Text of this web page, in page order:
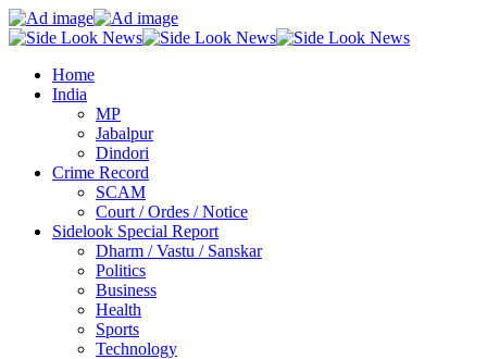
Home
India
MP
Jabalpur
Dindori
Crime Record
SCAM
Court / Ordes / Notice
Sidelook Special Report
Dharm / Vastu / Sanskar
Politics
Business
Health
Sports
Technology